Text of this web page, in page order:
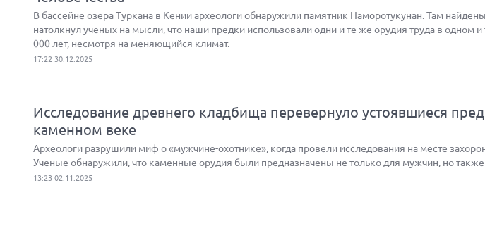
В бассейне озера Туркана в Кении археологи обнаружили памятник Наморотукунан. Там
натолкнул ученых на мысли, что наши предки использовали одни и те же орудия труда в одном
000 лет, несмотря на меняющийся климат.
17:22 30.12.2025
Исследование древнего кладбища перевернуло устоявшиеся
каменном веке
Археологи разрушили миф о «мужчине-охотнике», когда провели исследования на месте
Ученые обнаружили, что каменные орудия были предназначены не только для мужчин, но
13:23 02.11.2025